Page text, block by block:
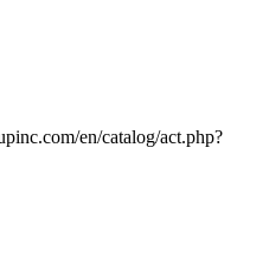
en/catalog/act.php?